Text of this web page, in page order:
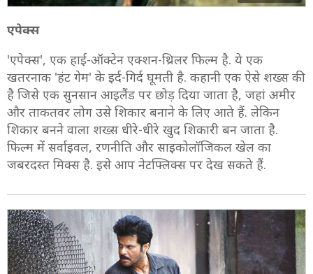
एपेक्स
'एपेक्स', एक हाई-ऑक्टेन एक्शन-थ्रिलर फिल्म है. ये एक
खतरनाक 'हंट गेम' के इर्द-गिर्द घूमती है. कहानी एक ऐसे शख्स की
है जिसे एक सुनसान आइलैंड पर छोड़ दिया जाता है, जहां अमीर
और ताकतवर लोग उसे शिकार बनाने के लिए आते हैं. लेकिन
शिकार बनने वाला शख्स धीरे-धीरे खुद शिकारी बन जाता है.
फिल्म में सर्वाइवल, रणनीति और साइकोलॉजिकल खेल का
जबरदस्त मिक्स है. इसे आप नेटफ्लिक्स पर देख सकते हैं.